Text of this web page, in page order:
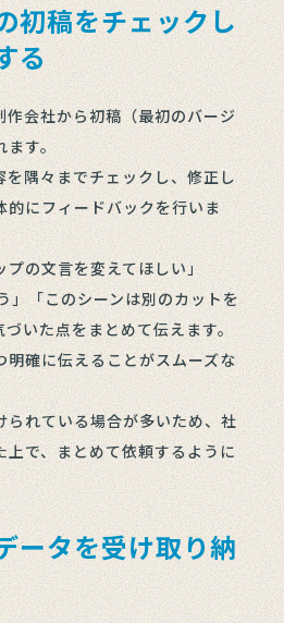
初稿をチェックし
る
作会社から初稿（最初のバージ
ます。
を隅々までチェックし、修正し
にフィードバックを行いま
の文言を変えてほしい」
」「このシーンは別のカットを
いた点をまとめて伝えます。
明確に伝えることがスムーズな
られている場合が多いため、社
で、まとめて依頼するように
ータを受け取り納